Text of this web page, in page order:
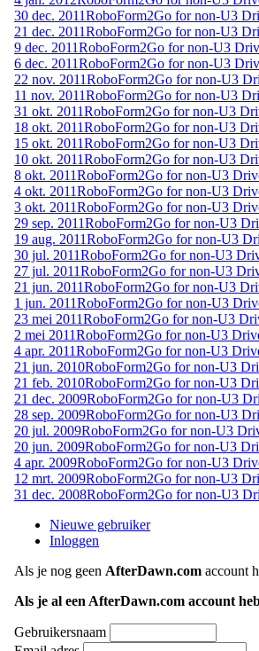
30 dec. 2011RoboForm2Go for non-U3
21 dec. 2011RoboForm2Go for non-U3
9 dec. 2011RoboForm2Go for non-U3
6 dec. 2011RoboForm2Go for non-U3
22 nov. 2011RoboForm2Go for non-U3
11 nov. 2011RoboForm2Go for non-U3
31 okt. 2011RoboForm2Go for non-U3
18 okt. 2011RoboForm2Go for non-U3
15 okt. 2011RoboForm2Go for non-U3
10 okt. 2011RoboForm2Go for non-U3
8 okt. 2011RoboForm2Go for non-U3
4 okt. 2011RoboForm2Go for non-U3
3 okt. 2011RoboForm2Go for non-U3
29 sep. 2011RoboForm2Go for non-U3
19 aug. 2011RoboForm2Go for non-U3
30 jul. 2011RoboForm2Go for non-U3
27 jul. 2011RoboForm2Go for non-U3
21 jun. 2011RoboForm2Go for non-U3
1 jun. 2011RoboForm2Go for non-U3
23 mei 2011RoboForm2Go for non-U3
2 mei 2011RoboForm2Go for non-U3
4 apr. 2011RoboForm2Go for non-U3
21 jun. 2010RoboForm2Go for non-U3
21 feb. 2010RoboForm2Go for non-U3
21 dec. 2009RoboForm2Go for non-U3
28 sep. 2009RoboForm2Go for non-U3
20 jul. 2009RoboForm2Go for non-U3
20 jun. 2009RoboForm2Go for non-U3
4 apr. 2009RoboForm2Go for non-U3
12 mrt. 2009RoboForm2Go for non-U3
31 dec. 2008RoboForm2Go for non-U3
Nieuwe gebruiker
Inloggen
Als je nog geen AfterDawn.com account
Als je al een AfterDawn.com account
Gebruikersnaam